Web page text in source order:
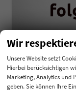
Kia K4
Comfort 1,0 T-
Wir
Unsere Website setzt
Hierbei berücksichtigen
Marketing, Analytics und
geben. Sie können Ihre